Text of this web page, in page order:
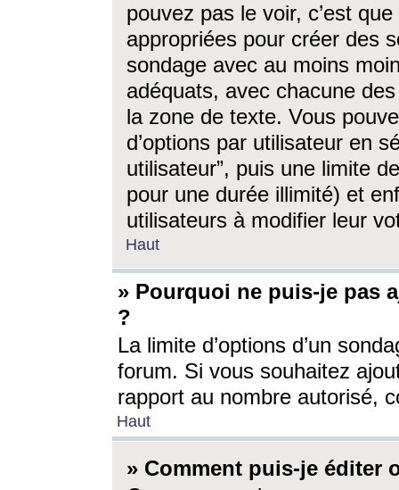
pouvez pas le voir, c’est
appropriées pour créer des
sondage avec au moins
adéquats, avec chacune
la zone de texte. Vous
d’options par utilisateur en
utilisateur”, puis une limite
pour une durée illimité) et
utilisateurs à modifier leur
Haut
» Pourquoi ne puis-je pas
?
La limite d’options d’un
forum. Si vous souhaitez
rapport au nombre autorisé,
Haut
» Comment puis-je éditer